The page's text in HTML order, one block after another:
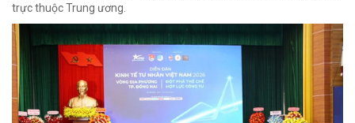
trực thuộc Trung ương.